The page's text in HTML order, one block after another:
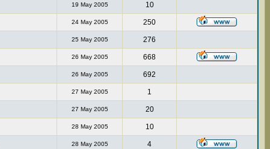
19 May 2005 10
24 May 2005 250
25 May 2005 276
26 May 2005 668
26 May 2005 692
27 May 2005 1
27 May 2005 20
28 May 2005 10
28 May 2005 4